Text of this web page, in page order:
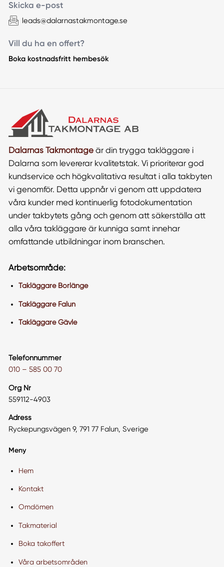
Skicka e-post
leads@dalarnastakmontage.se
Vill du ha en offert?
Boka kostnadsfritt hembesök
Dalarnas Takmontageär din trygga takläggare i
Dalarna som levererar kvalitetstak. Vi prioriterar god
kundservice och högkvalitativa resultat i alla takbyten
vi genomför. Detta uppnår vi genom att uppdatera
våra kunder med kontinuerlig fotodokumentation
under takbytets gång och genom att säkerställa att
alla våra takläggare är kunniga samt innehar
omfattande utbildningar inom branschen.
Arbetsområde:
Takläggare Borlänge
Takläggare Falun
Takläggare Gävle
Telefonnummer
010 – 585 00 70
Org Nr
559112-4903
Adress
Ryckepungsvägen 9, 791 77 Falun, Sverige
Meny
Hem
Kontakt
Omdömen
Takmaterial
Boka takoffert
Våra arbetsområden